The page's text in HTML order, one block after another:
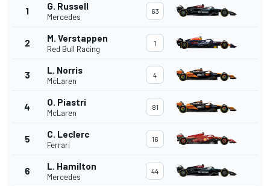
1 G. Russell
Mercedes
63
2 M. Verstappen
Red Bull Racing
1
3 L. Norris
McLaren
4
4 O. Piastri
McLaren
81
5 C. Leclerc
Ferrari
16
6 L. Hamilton
Mercedes
44